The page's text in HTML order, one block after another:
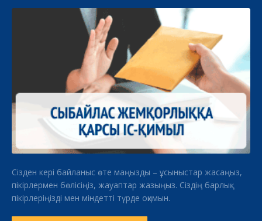
Сізден кері байланыс өте маңызды – ұсыныстар жасаңыз,
пікірлермен бөлісіңіз, жауаптар жазыңыз. Сіздің барлық
пікірлеріңізді мен міндетті түрде оқимын.